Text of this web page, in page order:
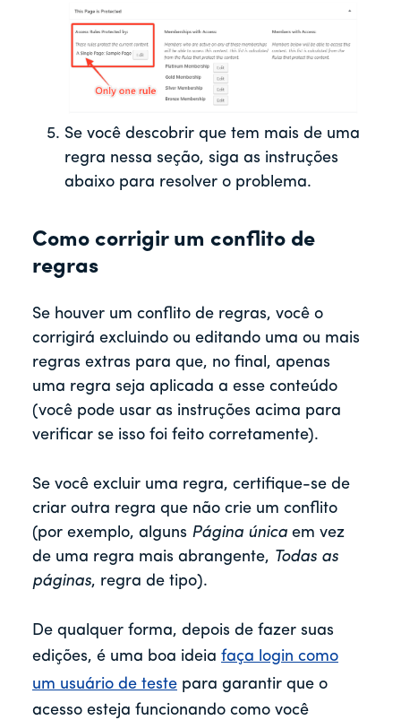
Se você descobrir que tem mais de uma
regra nessa seção, siga as instruções
abaixo para resolver o problema.
Como corrigir um conflito de
regras
Se houver um conflito de regras, você o
corrigirá excluindo ou editando uma ou mais
regras extras para que, no final, apenas
uma regra seja aplicada a esse conteúdo
(você pode usar as instruções acima para
verificar se isso foi feito corretamente).
Se você excluir uma regra, certifique-se de
criar outra regra que não crie um conflito
(por exemplo, alguns Página única em vez
de uma regra mais abrangente, Todas as
páginas, regra de tipo).
De qualquer forma, depois de fazer suas
edições, é uma boa ideia faça login como
um usuário de teste para garantir que o
acesso esteja funcionando como você